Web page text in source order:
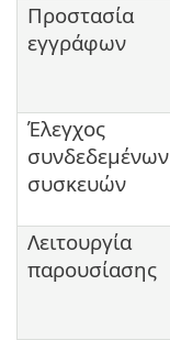
Προστασία
εγγράφων
Έλεγχος
συνδεδεμένων
συσκευών
Λειτουργία
παρουσίασης